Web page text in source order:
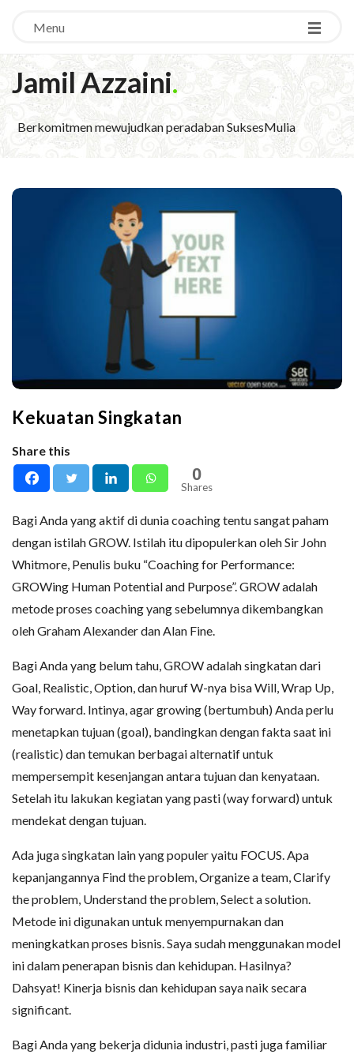
Menu
Jamil Azzaini.
Berkomitmen mewujudkan peradaban SuksesMulia
Kekuatan Singkatan
Share this
0
Shares
Bagi Anda yang aktif di dunia coaching tentu sangat paham
dengan istilah GROW. Istilah itu dipopulerkan oleh Sir John
Whitmore, Penulis buku “Coaching for Performance:
GROWing Human Potential and Purpose”. GROW adalah
metode proses coaching yang sebelumnya dikembangkan
oleh Graham Alexander dan Alan Fine.
Bagi Anda yang belum tahu, GROW adalah singkatan dari
Goal, Realistic, Option, dan huruf W-nya bisa Will, Wrap Up,
Way forward. Intinya, agar growing (bertumbuh) Anda perlu
menetapkan tujuan (goal), bandingkan dengan fakta saat ini
(realistic) dan temukan berbagai alternatif untuk
mempersempit kesenjangan antara tujuan dan kenyataan.
Setelah itu lakukan kegiatan yang pasti (way forward) untuk
mendekat dengan tujuan.
Ada juga singkatan lain yang populer yaitu FOCUS. Apa
kepanjangannya Find the problem, Organize a team, Clarify
the problem, Understand the problem, Select a solution.
Metode ini digunakan untuk menyempurnakan dan
meningkatkan proses bisnis. Saya sudah menggunakan model
ini dalam penerapan bisnis dan kehidupan. Hasilnya?
Dahsyat! Kinerja bisnis dan kehidupan saya naik secara
significant.
Bagi Anda yang bekerja didunia industri, pasti juga familiar